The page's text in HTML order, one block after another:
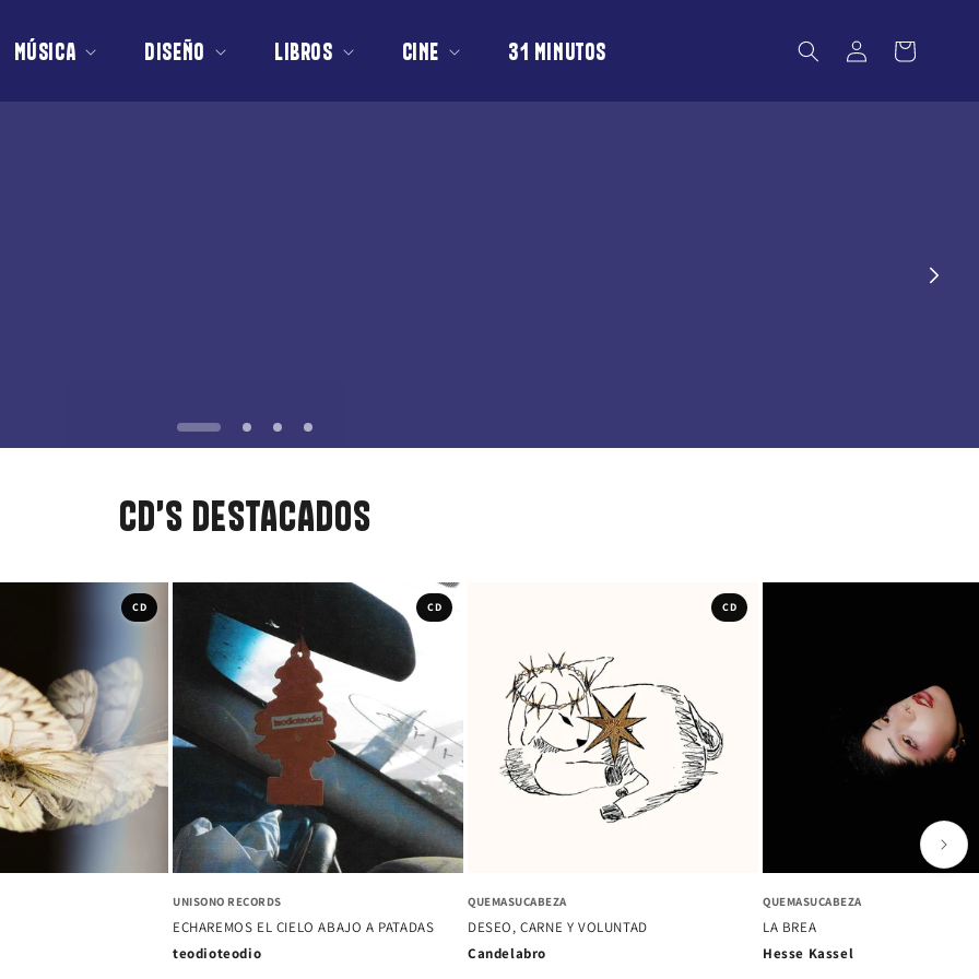
MÚSICA DISEÑO LIBROS CINE 31 MINUTOS
sesión
Carrito
CD'S DESTACADOS
CD CD
EMI
CORAZONES
Los Prisioneros
CD
UNIVERSAL MUSIC MEXICO
NORMA - EDICIÓN MEXICANA
Mon Laferte
AL ABORDAJE MUCHACHOS
LA PRIMERA LUZ
Camila Moreno